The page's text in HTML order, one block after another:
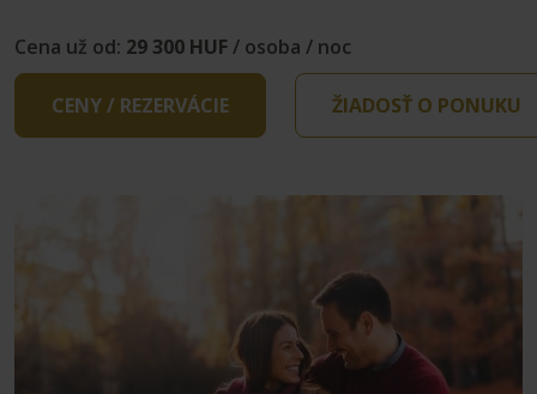
Cena už od: 29 300 HUF / osoba / noc
CENY / REZERVÁCIE ŽIADOSŤ O PONUKU